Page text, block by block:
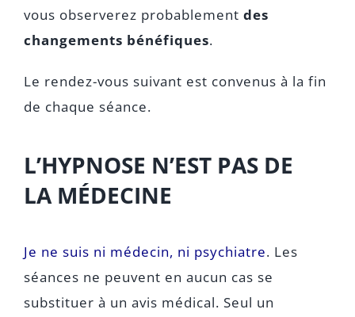
vous observerez probablement des
changements bénéfiques.
Le rendez-vous suivant est convenus à la fin
de chaque séance.
L’HYPNOSE N’EST PAS DE
LA MÉDECINE
Je ne suis ni médecin, ni psychiatre. Les
séances ne peuvent en aucun cas se
substituer à un avis médical. Seul un